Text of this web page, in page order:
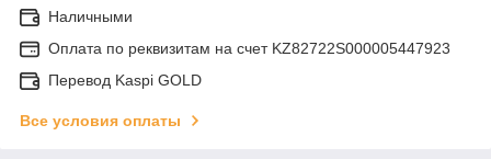
Наличными
Оплата по реквизитам на счет KZ82722S000005447923
Перевод Kaspi GOLD
Все условия оплаты